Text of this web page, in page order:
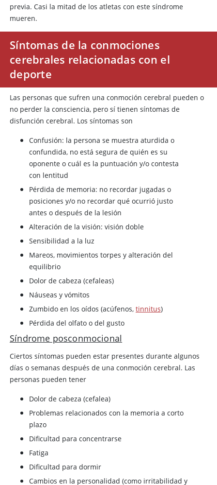
previa. Casi la mitad de los atletas con este síndrome
mueren.
Síntomas de la conmociones
cerebrales relacionadas con el
deporte
Las personas que sufren una conmoción cerebral pueden o
no perder la consciencia, pero sí tienen síntomas de
disfunción cerebral. Los síntomas son
Confusión: la persona se muestra aturdida o
confundida, no está segura de quién es su
oponente o cuál es la puntuación y/o contesta
con lentitud
Pérdida de memoria: no recordar jugadas o
posiciones y/o no recordar qué ocurrió justo
antes o después de la lesión
Alteración de la visión: visión doble
Sensibilidad a la luz
Mareos, movimientos torpes y alteración del
equilibrio
Dolor de cabeza (cefaleas)
Náuseas y vómitos
Zumbido en los oídos (acúfenos, tinnitus)
Pérdida del olfato o del gusto
Síndrome posconmocional
Ciertos síntomas pueden estar presentes durante algunos
días o semanas después de una conmoción cerebral. Las
personas pueden tener
Dolor de cabeza (cefalea)
Problemas relacionados con la memoria a corto
plazo
Dificultad para concentrarse
Fatiga
Dificultad para dormir
Cambios en la personalidad (como irritabilidad y